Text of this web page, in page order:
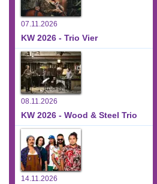
07.11.2026
KW 2026 - Trio Vier
08.11.2026
KW 2026 - Wood & Steel Trio
14.11.2026